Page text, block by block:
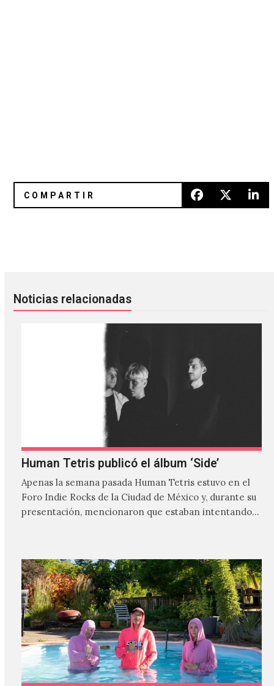
Noticias relacionadas
Human Tetris publicó el álbum ‘Side’
Apenas la semana pasada Human Tetris estuvo en el
Foro Indie Rocks de la Ciudad de México y, durante su
presentación, mencionaron que estaban intentando…